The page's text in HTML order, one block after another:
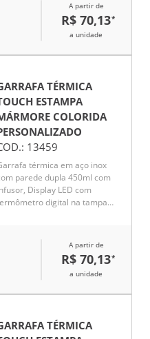
A partir de
R$ 70,13*
a unidade
TÉRMICA
ESTAMPA
COLORIDA
13459
térmica em aço inox
parede dupla 450ml com
Display LED com
digital na tampa
A partir de
R$ 70,13*
a unidade
TÉRMICA